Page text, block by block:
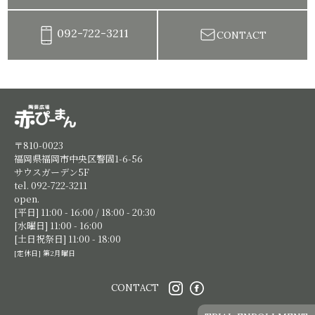
092-722-3211 CONTACT
〒810-0023
福岡県福岡市中央区警固1-6-56
サウスガーデン5F
tel. 092-722-3211
open.
[平日] 11:00 - 16:00 / 18:00 - 20:30
[水曜日] 11:00 - 16:00
[土日祝祭日] 11:00 - 18:00
[定休日] 第2月曜日
CONTACT